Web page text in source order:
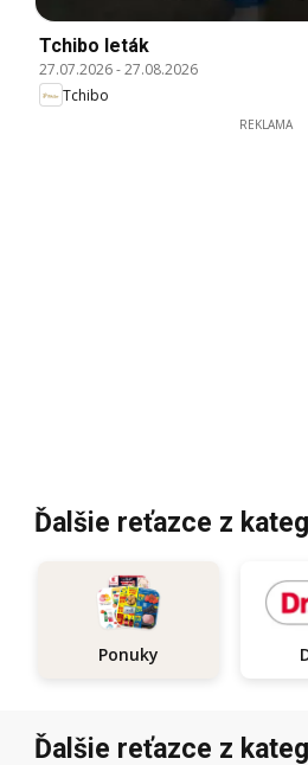
Tchibo leták
27.07.2026-27.08.2026
Tchibo
REKLAMA
Ďalšie reťazce z
Ponuky
Ďalšie reťazce z